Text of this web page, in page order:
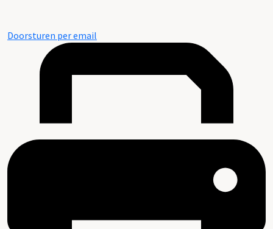
Doorsturen per email